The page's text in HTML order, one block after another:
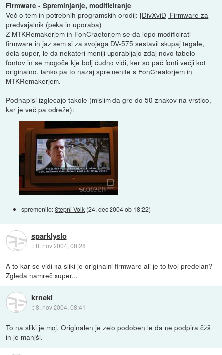
Firmware - Spreminjanje, modificiranje
Več o tem in potrebnih programskih orodij:[DivXviD] Firmware za
predvajalnik (peka in uporaba)
Z MTKRemakerjem in FonCraetorjem se da lepo modificirati
firmware in jaz sem si za svojega DV-575 sestavil skupajtegale,
dela super, le da nekateri meniji uporabljajo zdaj novo tabelo
fontov in se mogoče kje bolj čudno vidi, ker so pač fonti večji kot
originalno, lahko pa to nazaj spremenite s FonCreatorjem in
MTKRemakerjem.
Podnapisi izgledajo takole (mislim da gre do 50 znakov na vrstico,
kar je več pa odreže):
spremenilo:Stepni Volk (24. dec 2004 ob 18:22)
sparklyslo
::8. nov 2004, 08:28
A to kar se vidi na sliki je originalni firmware ali je to tvoj predelan?
Zgleda namreč super...
krneki
::8. nov 2004, 08:41
To na sliki je moj. Originalen je zelo podoben le da ne podpira čžš
in je manjši.